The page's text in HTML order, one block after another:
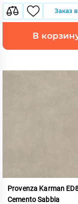
Заказ
В
Provenza Karman
Cemento Sabbia